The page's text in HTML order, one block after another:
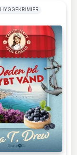
HYGGEKRIMIER